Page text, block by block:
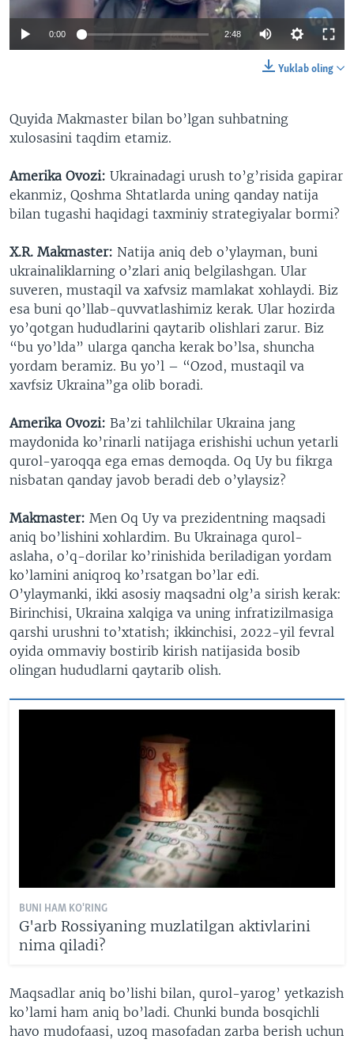
0:00 2:48
Yuklab oling
Quyida Makmaster bilan bo’lgan suhbatning
xulosasini taqdim etamiz.
Amerika Ovozi: Ukrainadagi urush to’g’risida gapirar
ekanmiz, Qoshma Shtatlarda uning qanday natija
bilan tugashi haqidagi taxminiy strategiyalar bormi?
X.R. Makmaster: Natija aniq deb o’ylayman, buni
ukrainaliklarning o’zlari aniq belgilashgan. Ular
suveren, mustaqil va xafvsiz mamlakat xohlaydi. Biz
esa buni qo’llab-quvvatlashimiz kerak. Ular hozirda
yo’qotgan hududlarini qaytarib olishlari zarur. Biz
“bu yo’lda” ularga qancha kerak bo’lsa, shuncha
yordam beramiz. Bu yo’l – “Ozod, mustaqil va
xavfsiz Ukraina”ga olib boradi.
Amerika Ovozi: Ba’zi tahlilchilar Ukraina jang
maydonida ko’rinarli natijaga erishishi uchun yetarli
qurol-yaroqqa ega emas demoqda. Oq Uy bu fikrga
nisbatan qanday javob beradi deb o’ylaysiz?
Makmaster: Men Oq Uy va prezidentning maqsadi
aniq bo’lishini xohlardim. Bu Ukrainaga qurol-
aslaha, o’q-dorilar ko’rinishida beriladigan yordam
ko’lamini aniqroq ko’rsatgan bo’lar edi.
O’ylaymanki, ikki asosiy maqsadni olg’a sirish kerak:
Birinchisi, Ukraina xalqiga va uning infratizilmasiga
qarshi urushni to’xtatish; ikkinchisi, 2022-yil fevral
oyida ommaviy bostirib kirish natijasida bosib
olingan hududlarni qaytarib olish.
BUNI HAM KO'RING
G'arb Rossiyaning muzlatilgan aktivlarini
nima qiladi?
Maqsadlar aniq bo’lishi bilan, qurol-yarog’ yetkazish
ko’lami ham aniq bo’ladi. Chunki bunda bosqichli
havo mudofaasi, uzoq masofadan zarba berish uchun